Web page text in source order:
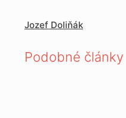
Jozef Doliňák
Podobné články